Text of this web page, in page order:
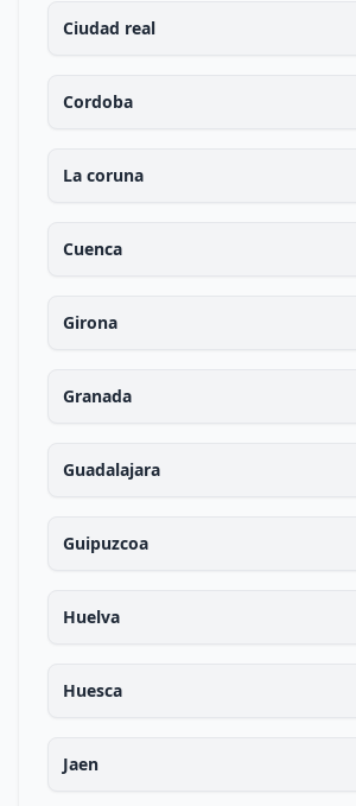
Ciudad real
Cordoba
La coruna
Cuenca
Girona
Granada
Guadalajara
Guipuzcoa
Huelva
Huesca
Jaen